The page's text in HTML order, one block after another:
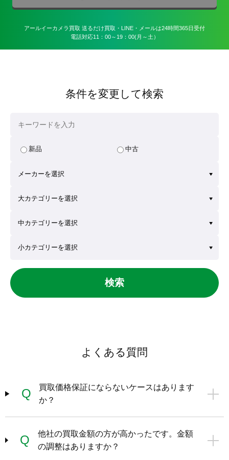
アールイーカメラ買取 送るだけ買取・LINE・メールは24時間365日受付
電話対応11：00～19：00(月～土）
条件を変更して検索
新品 中古
検索
よくある質問
Q
買取価格保証にならないケースはあります
か？
Q
他社の買取金額の方が高かったです。金額
の調整はありますか？